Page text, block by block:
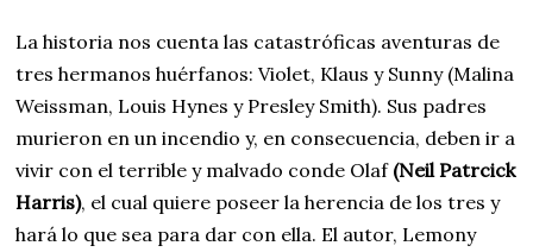
La historia nos cuenta las catastróficas aventuras de
tres hermanos huérfanos: Violet, Klaus y Sunny (Malina
Weissman, Louis Hynes y Presley Smith). Sus padres
murieron en un incendio y, en consecuencia, deben ir a
vivir con el terrible y malvado conde Olaf (Neil Patrcick
Harris), el cual quiere poseer la herencia de los tres y
hará lo que sea para dar con ella. El autor, Lemony